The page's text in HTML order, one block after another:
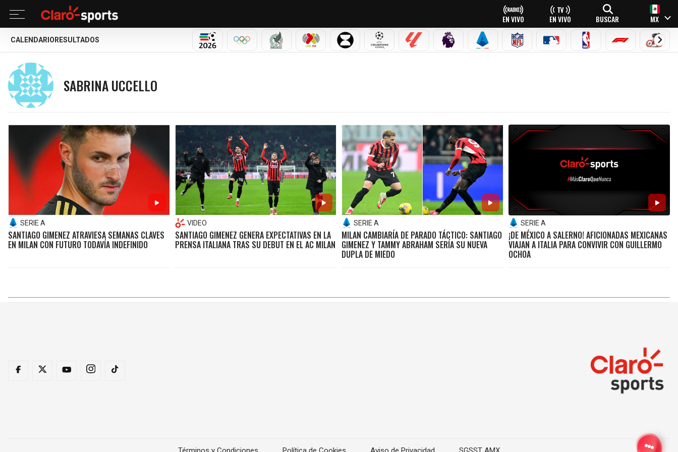
EN VIVO EN VIVO BUSCAR MX
CALENDARIO RESULTADOS
MUNDIAL 2026OLÍMPICOSSELECCIÓN MEXICANA
LIGA MX LEAGUES CUPCHAMPIONS LEAGUE
LALIGA PREMIER LEAGUE
SERIE A NFL MLB NBA FÓRMULA 1
SABRINA UCCELLO
SERIE A
SANTIAGO GIMENEZ ATRAVIESA SEMANAS CLAVES
EN MILAN CON FUTURO TODAVÍA INDEFINIDO
VIDEO
SANTIAGO GIMENEZ GENERA EXPECTATIVAS EN LA
PRENSA ITALIANA TRAS SU DEBUT EN EL AC MILAN
SERIE A
MILAN CAMBIARÍA DE PARADO TÁCTICO: SANTIAGO
GIMENEZ Y TAMMY ABRAHAM SERÍA SU NUEVA
DUPLA DE MIEDO
SERIE A
¡DE MÉXICO A SALERNO! AFICIONADAS MEXICANAS
VIAJAN A ITALIA PARA CONVIVIR CON GUILLERMO
OCHOA